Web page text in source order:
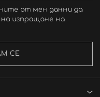
от мен данни да
изпращане на
СЕ